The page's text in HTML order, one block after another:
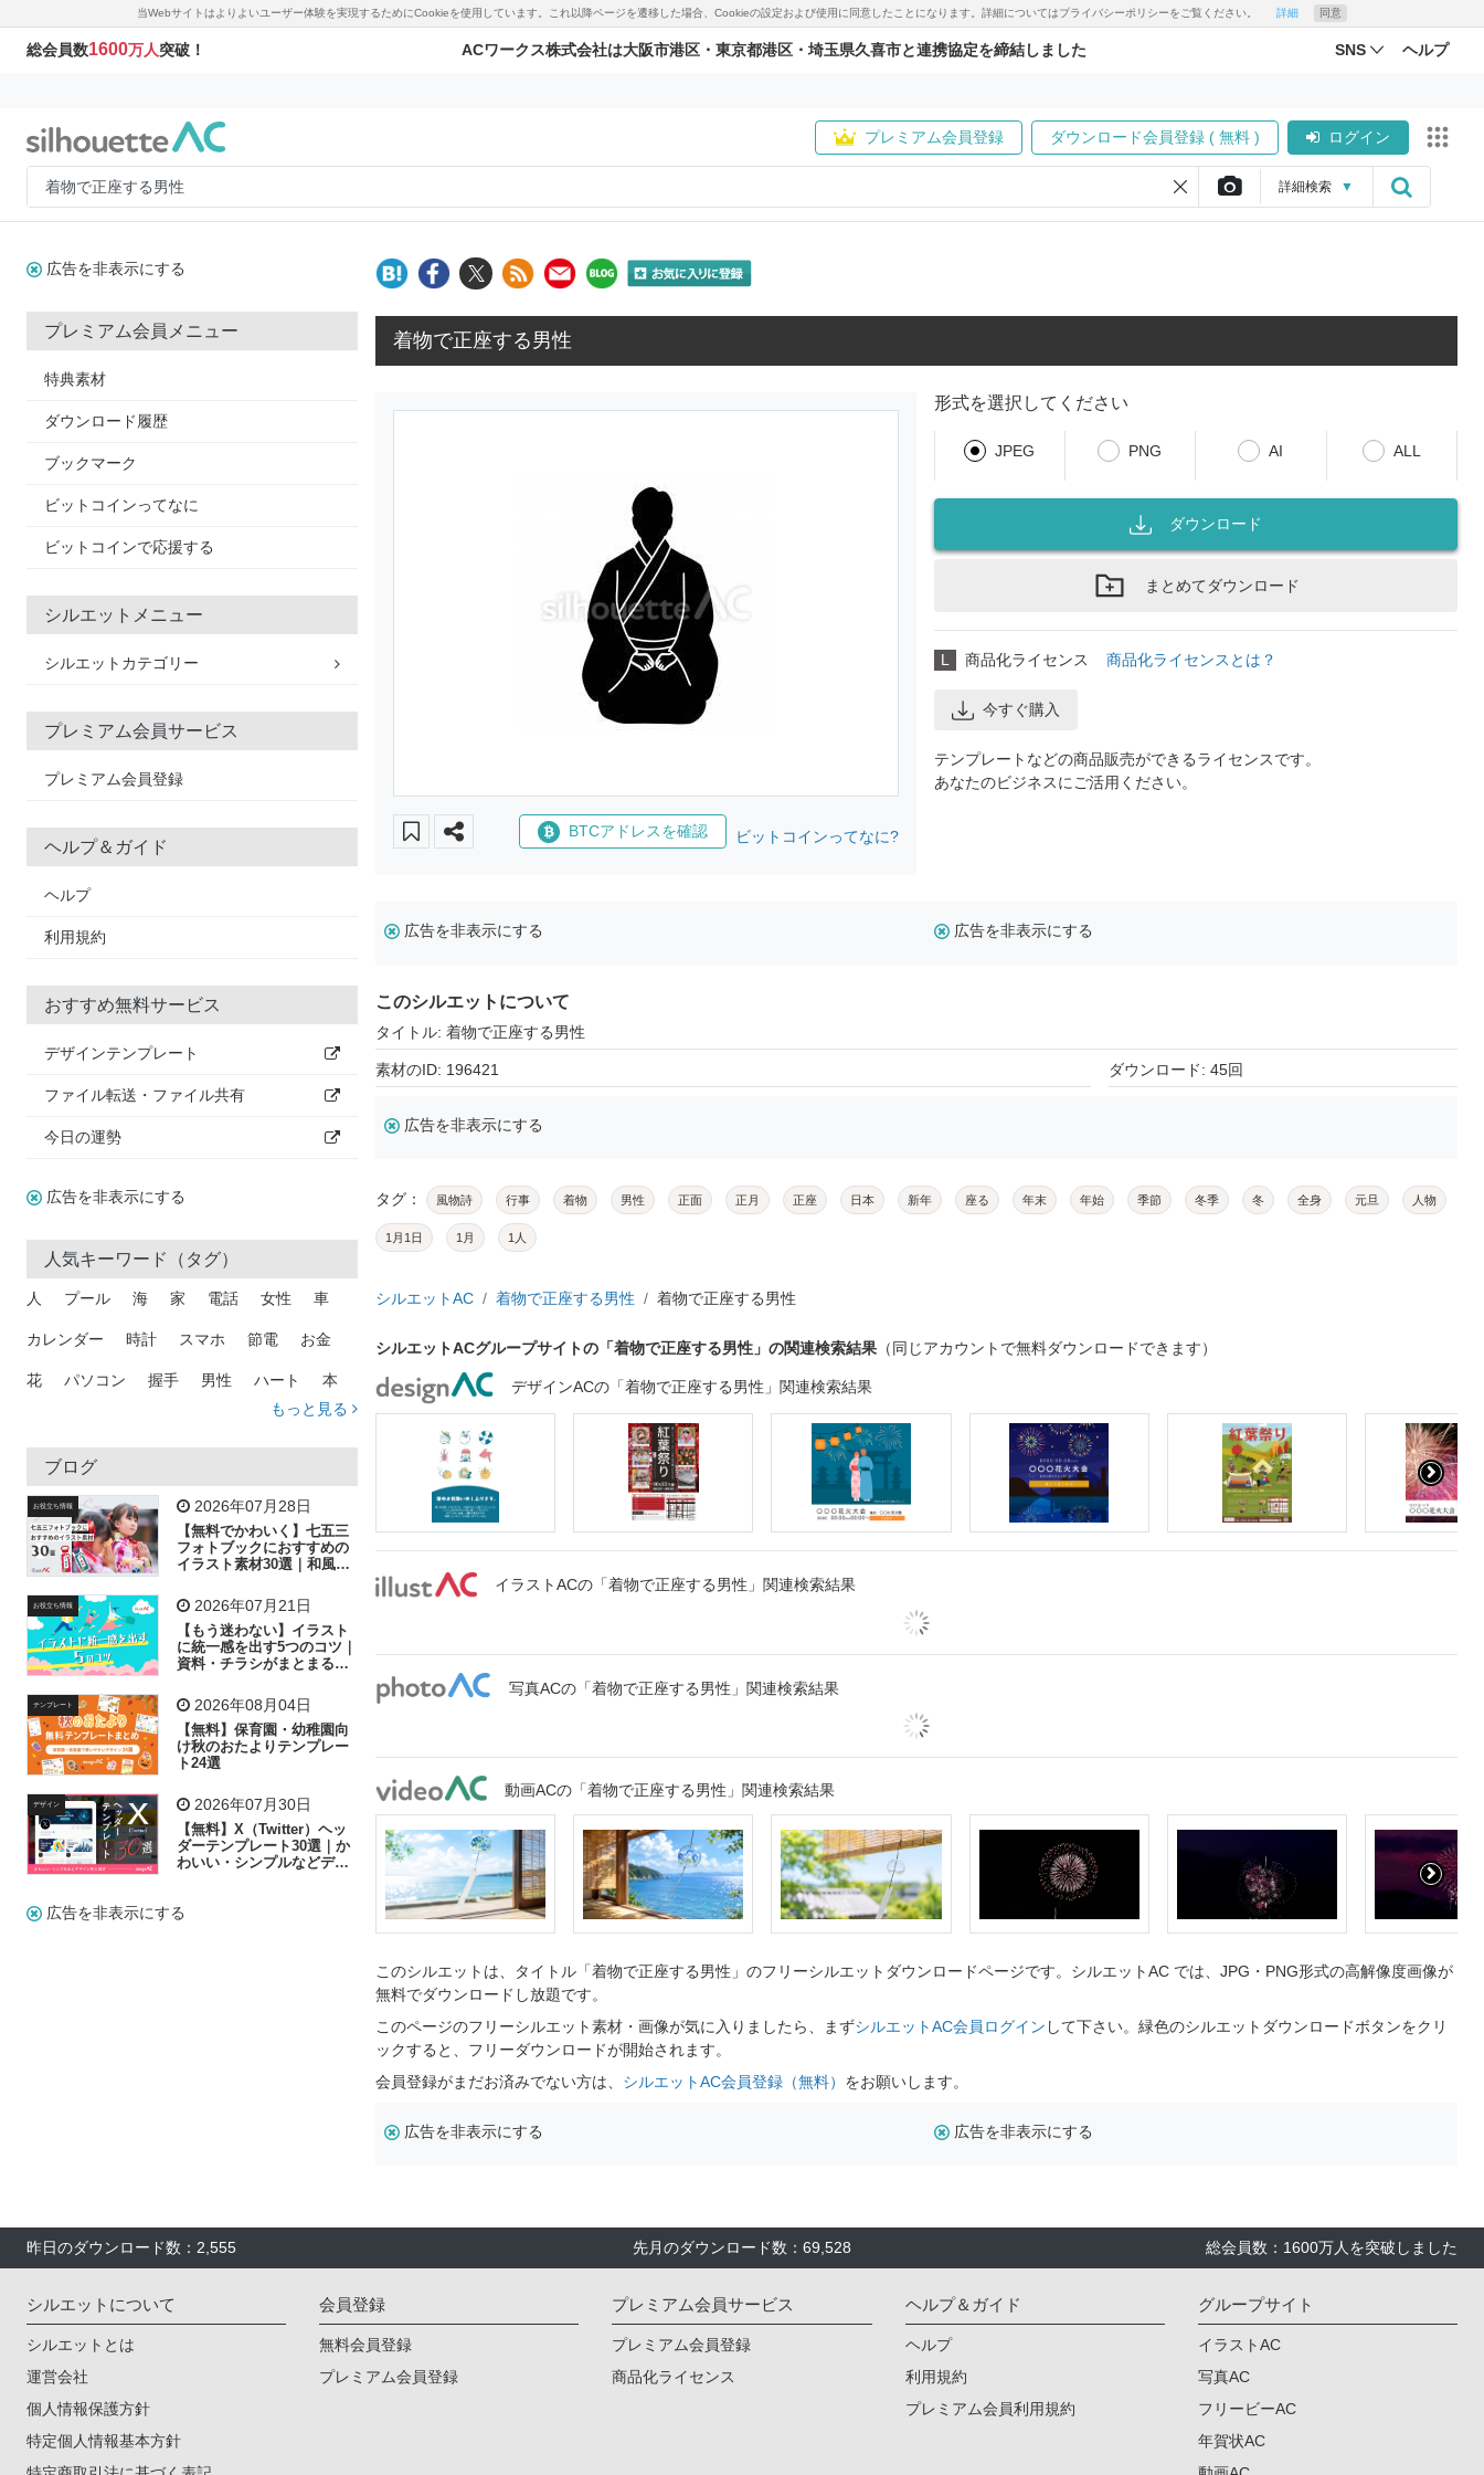
当Webサイトはよりよいユーザー体験を実現するためにCookieを使用しています。これ以降ページを遷移した場合、Cookieの設定および使用に同意したことになります。詳細についてはプライバシーポリシーをご覧ください。 詳細 同意
総会員数1600万人突破！ ACワークス株式会社は大阪市港区・東京都港区・埼玉県久喜市と連携協定を締結しました SNS ヘルプ
プレミアム会員登録 ダウンロード会員登録 ( 無料 ) ログイン
詳細検索 ▼
広告を非表示にする
プレミアム会員メニュー
特典素材
ダウンロード履歴
ブックマーク
ビットコインってなに
ビットコインで応援する
シルエットメニュー
シルエットカテゴリー
プレミアム会員サービス
プレミアム会員登録
ヘルプ＆ガイド
ヘルプ
利用規約
おすすめ無料サービス
デザインテンプレート
ファイル転送・ファイル共有
今日の運勢
広告を非表示にする
人気キーワード（タグ）
人 プール 海 家 電話 女性 車
カレンダー 時計 スマホ 節電 お金
花 パソコン 握手 男性 ハート 本
トラック 木
吹き出し
飛行機 グラフ ビル 魚 家族 書類
歩く 工場 会社 太陽 キラキラ
子供 作業員 相談 ピクトグラム
もっと見る
ブログ
お役立ち情報 2026年07月28日
【無料でかわいく】七五三
フォトブックにおすすめの
イラスト素材30選｜和風の
お役立ち情報 2026年07月21日
【もう迷わない】イラスト
に統一感を出す5つのコツ｜
資料・チラシがまとまるフ
テンプレート 2026年08月04日
【無料】保育園・幼稚園向
け秋のおたよりテンプレー
ト24選
デザイン 2026年07月30日
【無料】X（Twitter）ヘッ
ダーテンプレート30選｜か
わいい・シンプルなどデザ
広告を非表示にする
着物で正座する男性
BTCアドレスを確認 ビットコインってなに?
形式を選択してください
JPEG PNG AI ALL
ダウンロード
まとめてダウンロード
L 商品化ライセンス 商品化ライセンスとは？
今すぐ購入
テンプレートなどの商品販売ができるライセンスです。
あなたのビジネスにご活用ください。
広告を非表示にする 広告を非表示にする
このシルエットについて
タイトル: 着物で正座する男性
素材のID: 196421 ダウンロード: 45回
広告を非表示にする
タグ： 風物詩 行事 着物 男性 正面 正月 正座 日本 新年 座る 年末 年始 季節 冬季 冬 全身 元旦 人物
1月1日 1月 1人
シルエットAC 着物で正座する男性 着物で正座する男性
シルエットACグループサイトの「着物で正座する男性」の関連検索結果 （同じアカウントで無料ダウンロードできます）
デザインACの「着物で正座する男性」関連検索結果
イラストACの「着物で正座する男性」関連検索結果
写真ACの「着物で正座する男性」関連検索結果
動画ACの「着物で正座する男性」関連検索結果
このシルエットは、タイトル「着物で正座する男性」のフリーシルエットダウンロードページです。シルエットAC では、JPG・PNG形式の高解像度画像が
無料でダウンロードし放題です。
このページのフリーシルエット素材・画像が気に入りましたら、まずシルエットAC会員ログイン して下さい。緑色のシルエットダウンロードボタンをクリ
ックすると、フリーダウンロードが開始されます。
会員登録がまだお済みでない方は、 シルエットAC会員登録（無料） をお願いします。
広告を非表示にする 広告を非表示にする
昨日のダウンロード数：2,555 先月のダウンロード数：69,528 総会員数：1600万人を突破しました
シルエットについて
シルエットとは
運営会社
個人情報保護方針
特定個人情報基本方針
会員登録
無料会員登録
プレミアム会員登録
プレミアム会員サービス
プレミアム会員登録
商品化ライセンス
ヘルプ＆ガイド
ヘルプ
利用規約
プレミアム会員利用規約
グループサイト
イラストAC
写真AC
フリービーAC
年賀状AC